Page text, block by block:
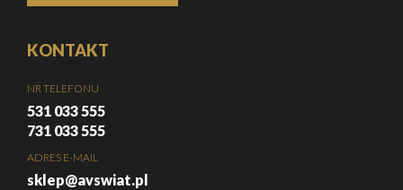
KONTAKT
NR TELEFONU
531 033 555
731 033 555
ADRES E-MAIL
sklep@avswiat.pl